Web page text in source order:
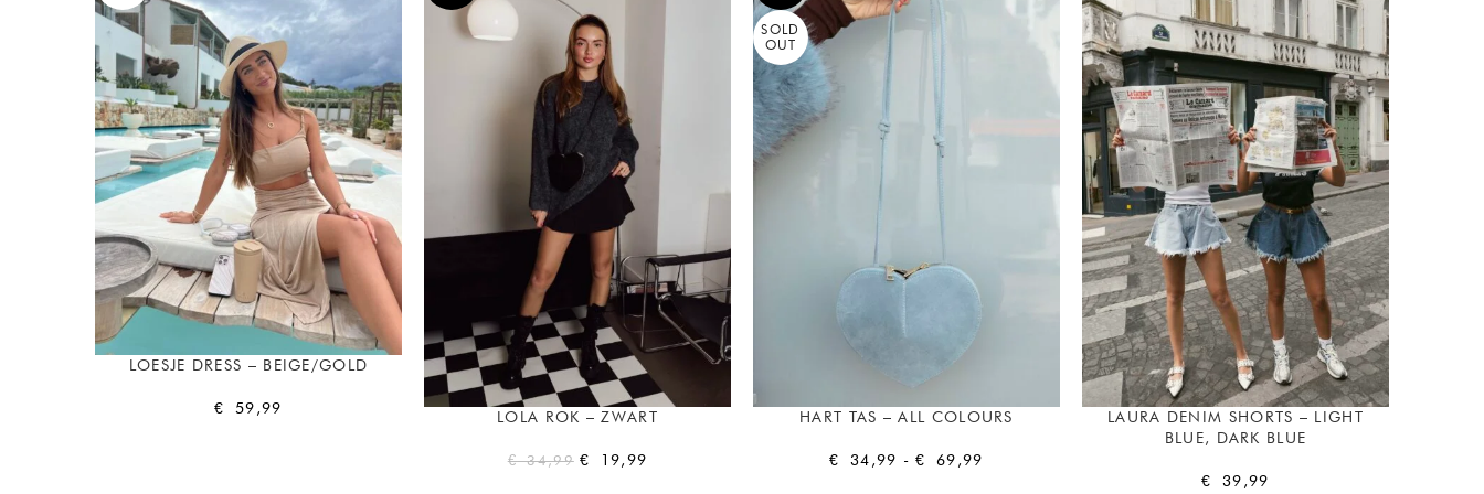
LOESJE DRESS – BEIGE/GOLD
€ 59,99 LOLA ROK – ZWART
€34,99 € 19,99
SOLD
OUT
HART TAS – ALL COLOURS
€ 34,99 - € 69,99
LAURA DENIM SHORTS – LIGHT
BLUE, DARK BLUE
€ 39,99